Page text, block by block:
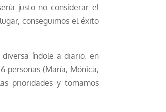
justo no considerar el
conseguimos el éxito
índole a diario, en
personas (María, Mónica,
prioridades y tomamos